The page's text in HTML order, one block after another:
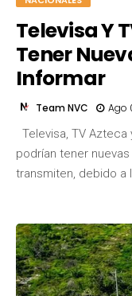
Televisa Y
Tener
Informar
Team NVC Ago
Televisa, TV
podrían tener
transmiten, debido a